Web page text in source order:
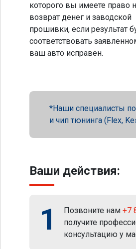
которого вы имеете право
возврат денег и заводской
прошивки, если результат
соответствовать
ваш авто исправен.
Наши специалисты
и чип тюнинга (Flex,
Ваши действия:
1 Позвоните нам +7
получите
консультацию у